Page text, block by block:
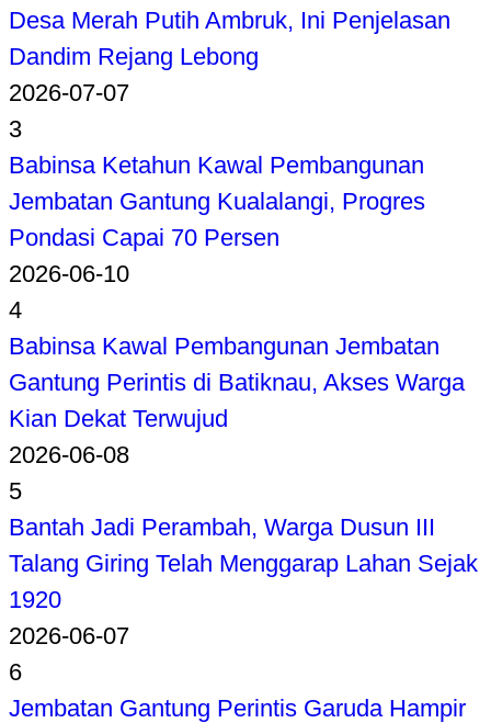
Desa Merah Putih Ambruk, Ini Penjelasan
Dandim Rejang Lebong
2026-07-07
3
Babinsa Ketahun Kawal Pembangunan
Jembatan Gantung Kualalangi, Progres
Pondasi Capai 70 Persen
2026-06-10
4
Babinsa Kawal Pembangunan Jembatan
Gantung Perintis di Batiknau, Akses Warga
Kian Dekat Terwujud
2026-06-08
5
Bantah Jadi Perambah, Warga Dusun III
Talang Giring Telah Menggarap Lahan Sejak
1920
2026-06-07
6
Jembatan Gantung Perintis Garuda Hampir